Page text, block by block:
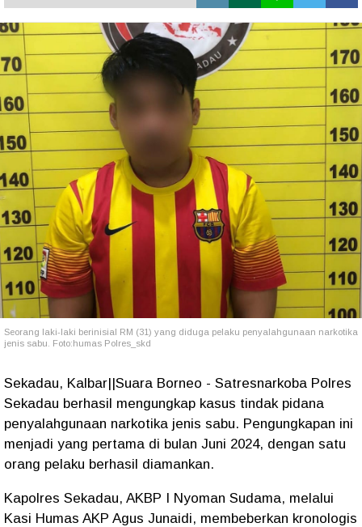
Seorang laki-laki berinisial RM (31) yang diduga pelaku penyalahgunaan narkotika
jenis sabu. Foto:humas Polres_skd
Sekadau, Kalbar||Suara Borneo - Satresnarkoba Polres
Sekadau berhasil mengungkap kasus tindak pidana
penyalahgunaan narkotika jenis sabu. Pengungkapan ini
menjadi yang pertama di bulan Juni 2024, dengan satu
orang pelaku berhasil diamankan.
Kapolres Sekadau, AKBP I Nyoman Sudama, melalui
Kasi Humas AKP Agus Junaidi, membeberkan kronologis